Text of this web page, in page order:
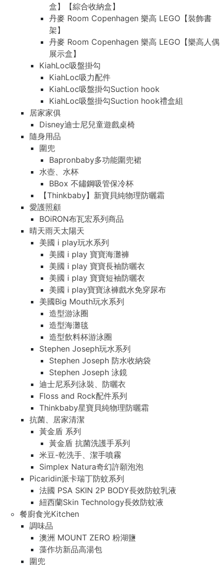
盒】【綜合收納盒】
丹麥 Room Copenhagen 樂高 LEGO【裝飾書
架】
丹麥 Room Copenhagen 樂高 LEGO【樂高人偶
展示盒】
KiahLoc吸盤掛勾
KiahLoc吸力配件
KiahLoc吸盤掛勾Suction hook
KiahLoc吸盤掛勾Suction hook禮盒組
居家家俱
Disney迪士尼兒童遊戲桌椅
隨身用品
圍兜
Bapronbaby多功能圍兜裙
水壺、水杯
BBox 不鏽鋼吸管保冷杯
【Thinkbaby】新寶貝純物理防曬霜
愛護照顧
BOiRON布瓦宏系列商品
晴天雨天太陽天
美國 i play玩水系列
美國 i play 寶寶海灘褲
美國 i play 寶寶長袖防曬衣
美國 i play 寶寶短袖防曬衣
美國 i play寶寶泳褲戲水免穿尿布
美國Big Mouth玩水系列
造型游泳圈
造型海灘毯
造型飲料杯游泳圈
Stephen Joseph玩水系列
Stephen Joseph 防水收納袋
Stephen Joseph 泳鏡
迪士尼系列泳裝、防曬衣
Floss and Rock配件系列
Thinkbaby星寶貝純物理防曬霜
抗菌、居家清潔
黃金盾 系列
黃金盾 抗菌洗護手系列
米豆-乾洗手、潔手噴霧
Simplex Natura奇幻許願泡泡
Picaridin派卡瑞丁防蚊系列
法國 PSA SKIN 2P BODY長效防蚊乳液
紐西蘭Skin Technology長效防蚊液
餐廚食光Kitchen
調味品
澳洲 MOUNT ZERO 粉湖鹽
藻作坊新品高湯包
圍兜